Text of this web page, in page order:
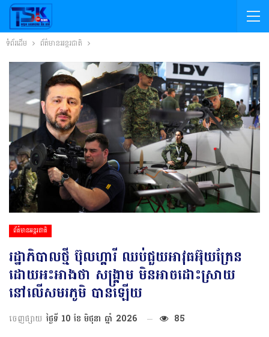
ទំព័រដើម ព័ត៌មានអន្តរជាតិ
ព័ត៌មានអន្តរជាតិ
រដ្ឋាភិបាលថ្មី ប៊ុលហ្គារី ឈប់ជួយអាវុធអ៊ុយក្រែន
ដោយអះអាងថា សង្គ្រាម មិនអាចដោះស្រាយ
នៅលើសមរភូមិ បានឡើយ
ចេញផ្សាយ ថ្ងៃទី 10 ខែ មិថុនា ឆ្នាំ 2026 85